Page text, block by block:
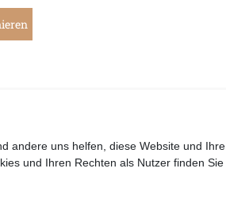
| Datenschutzerklärung | AGB
andere uns helfen, diese Website und Ihre
und Ihren Rechten als Nutzer finden Sie